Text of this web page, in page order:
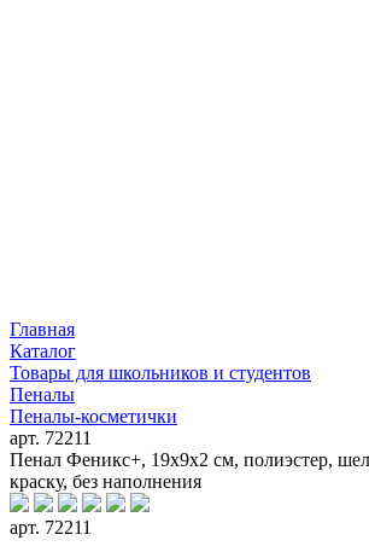
Главная
Каталог
Товары для школьников и студентов
Пеналы
Пеналы-косметички
арт. 72211
Пенал Феникс+, 19х9х2 см, полиэстер,
краску, без наполнения
арт. 72211